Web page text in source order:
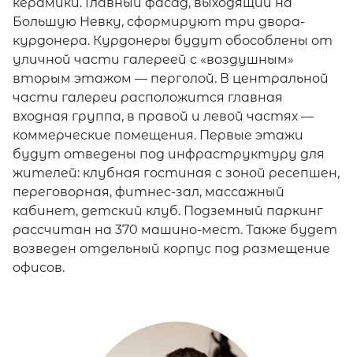
Большую Невку, сформируют три двора-
курдонера. Курдонеры будут обособлены от
уличной части галереей с «воздушным»
вторым этажом — перголой. В центральной
части галереи расположится главная
входная группа, в правой и левой частях —
коммерческие помещения. Первые этажи
будут отведены под инфраструктуру для
жителей: клубная гостиная с зоной ресепшен,
переговорная, фитнес-зал, массажный
кабинет, детский клуб. Подземный паркинг
рассчитан на 370 машино-мест. Также будет
возведен отдельный корпус под размещение
офисов.